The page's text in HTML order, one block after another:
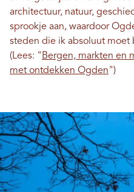
architectuur, natuur,
sprookje aan, waardoor
steden die ik absoluut moet
(Lees: " Bergen, markten en
met ontdekken Ogden")